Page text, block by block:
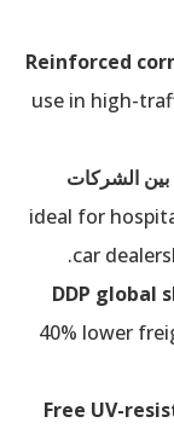
Reinforced
use in high-
بين الشركات
– ideal for
car
DDP global
40% lower
Free UV-